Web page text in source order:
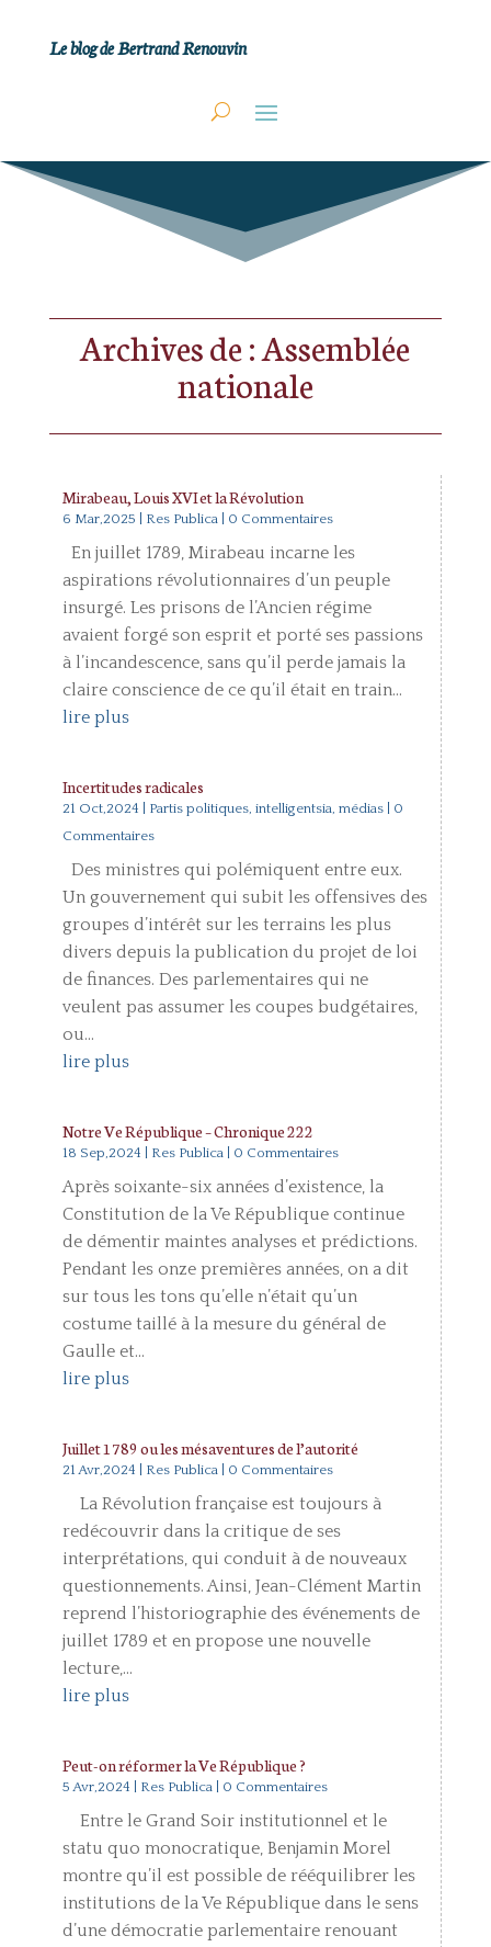
Le blog de Bertrand Renouvin
Archives de : Assemblée
nationale
Mirabeau, Louis XVI et la Révolution
6 Mar,2025 Res Publica| 0 Commentaires
En juillet 1789, Mirabeau incarne les
aspirations révolutionnaires d’un peuple
insurgé. Les prisons de l’Ancien régime
avaient forgé son esprit et porté ses passions
à l’incandescence, sans qu’il perde jamais la
claire conscience de ce qu’il était en train...
lire plus
Incertitudes radicales
21 Oct,2024 Partis politiques, intelligentsia, médias| 0
Commentaires
Des ministres qui polémiquent entre eux.
Un gouvernement qui subit les offensives des
groupes d’intérêt sur les terrains les plus
divers depuis la publication du projet de loi
de finances. Des parlementaires qui ne
veulent pas assumer les coupes budgétaires,
ou...
lire plus
Notre Ve République – Chronique 222
18 Sep,2024 Res Publica| 0 Commentaires
Après soixante-six années d’existence, la
Constitution de la Ve République continue
de démentir maintes analyses et prédictions.
Pendant les onze premières années, on a dit
sur tous les tons qu’elle n’était qu’un
costume taillé à la mesure du général de
Gaulle et...
lire plus
Juillet 1789 ou les mésaventures de l’autorité
21 Avr,2024 Res Publica| 0 Commentaires
La Révolution française est toujours à
redécouvrir dans la critique de ses
interprétations, qui conduit à de nouveaux
questionnements. Ainsi, Jean-Clément Martin
reprend l’historiographie des événements de
juillet 1789 et en propose une nouvelle
lecture,...
lire plus
Peut-on réformer la Ve République ?
5 Avr,2024 Res Publica| 0 Commentaires
Entre le Grand Soir institutionnel et le
statu quo monocratique, Benjamin Morel
montre qu’il est possible de rééquilibrer les
institutions de la Ve République dans le sens
d’une démocratie parlementaire renouant